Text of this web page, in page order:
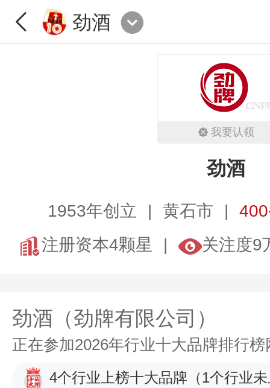
劲酒
我要认领
劲酒
1953年创立 黄石市
注册资本4颗星
关注度9
劲酒（劲牌有限公司）
正在参加2026年行业十大品牌排行
4个行业上榜十大品牌 （1个行业